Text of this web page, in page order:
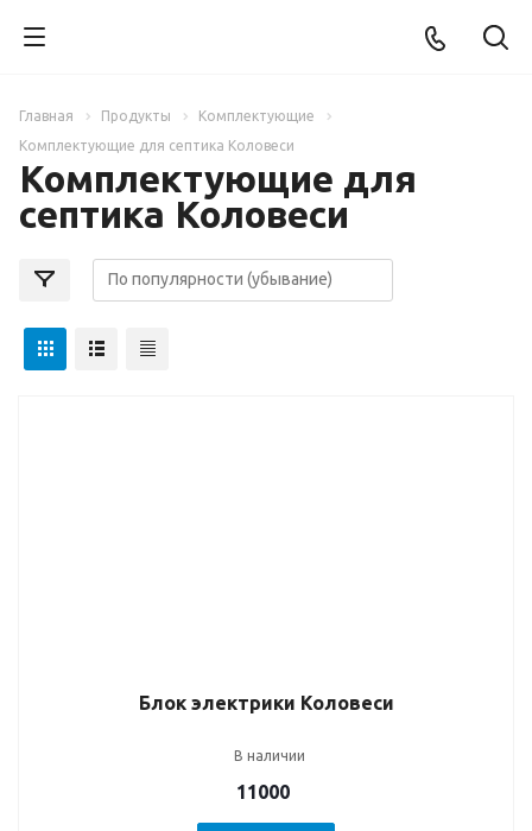
Главная Продукты
Комплектующие
Комплектующие для септика Коловеси
Комплектующие для
септика Коловеси
Блок электрики Коловеси
В наличии
11000